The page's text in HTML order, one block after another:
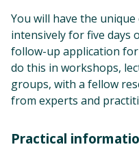
You will have the
intensively for five days
follow-up application for
do this in workshops,
groups, with a fellow
from experts and
Practical